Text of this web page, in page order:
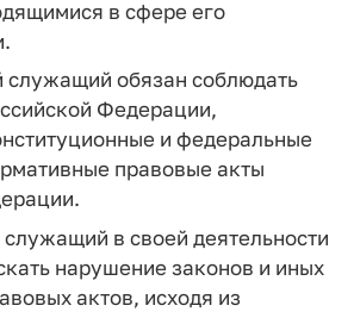
в сфере его
служащий обязан соблюдать
Федерации,
и федеральные
правовые акты
в своей деятельности
нарушение законов и иных
актов, исходя из